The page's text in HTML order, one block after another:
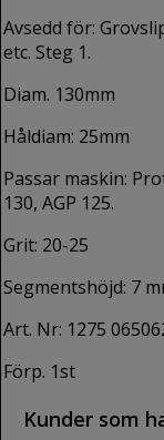
Avsedd för:
etc. Steg 1.
Diam. 130mm
Håldiam: 25mm
Passar maskin:
130, AGP 125.
Grit: 20-25
Segmentshöjd: 7
Art. Nr: 1275
Förp. 1st
Kunder som